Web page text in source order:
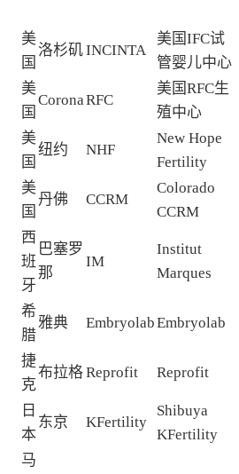
美
国
洛杉矶INCINTA
美国IFC试
管婴儿中心
美
国
CoronaRFC
美国RFC生
殖中心
美
国
纽约 NHF
New Hope
Fertility
美
国
丹佛 CCRM
Colorado
CCRM
西
班
牙
巴塞罗
那
IM
Institut
Marques
希
腊
雅典 EmbryolabEmbryolab
捷
克
布拉格Reprofit Reprofit
日
本
东京 KFertility
Shibuya
KFertility
马